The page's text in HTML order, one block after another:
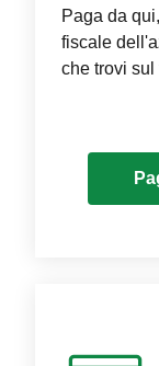
Paga da
fiscale
che trovi sul